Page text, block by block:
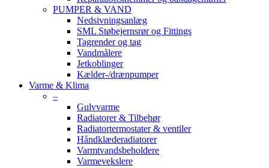
PUMPER & VAND
Nedsivningsanlæg
SML Støbejernsrør og Fittings
Tagrender og tag
Vandmålere
Jetkoblinger
Kælder-/drænpumper
Varme & Klima
–
Gulvvarme
Radiatorer & Tilbehør
Radiatortermostater & ventiler
Håndklæderadiatorer
Varmtvandsbeholdere
Varmevekslere